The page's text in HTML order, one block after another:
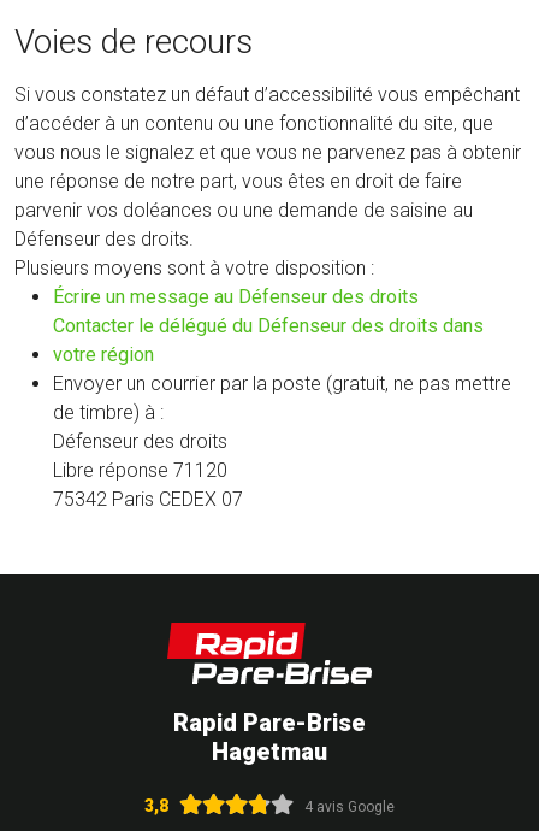
Voies de recours
Si vous constatez un défaut d’accessibilité vous empêchant
d’accéder à un contenu ou une fonctionnalité du site, que
vous nous le signalez et que vous ne parvenez pas à obtenir
une réponse de notre part, vous êtes en droit de faire
parvenir vos doléances ou une demande de saisine au
Défenseur des droits.
Plusieurs moyens sont à votre disposition :
Écrire un message au Défenseur des droits
fenêtre)
Contacter le délégué du Défenseur des droits dans
votre région(nouvelle
fenêtre)
Envoyer un courrier par la poste (gratuit, ne pas mettre
de timbre) à :
Défenseur des droits
Libre réponse 71120
75342 Paris CEDEX 07
Rapid Pare-Brise
Hagetmau
3,8 4 avis Google